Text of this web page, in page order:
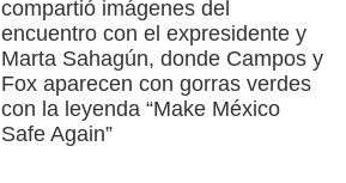
compartió imágenes del
encuentro con el expresidente y
Marta Sahagún, donde Campos y
Fox aparecen con gorras verdes
con la leyenda “Make México
Safe Again”